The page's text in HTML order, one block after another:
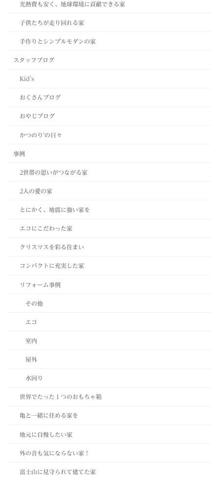
光熱費も安く、地球環境に貢献できる家
子供たちが走り回れる家
手作りとシンプルモダンの家
スタッフブログ
Kid's
おくさんブログ
おやじブログ
かつのり’の日々
事例
2世帯の思いがつながる家
2人の愛の家
とにかく、地震に強い家を
エコにこだわった家
クリスマスを彩る住まい
コンパクトに充実した家
リフォーム事例
その他
エコ
室内
屋外
水回り
世界でたった１つのおもちゃ箱
亀と一緒に住める家を
地元に自慢したい家
外の音も気にならない家！
富士山に見守られて建てた家